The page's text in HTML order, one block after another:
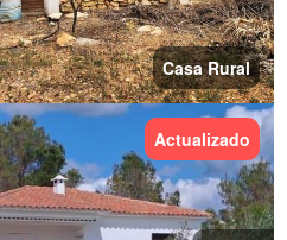
Casa Rural
Actualizado